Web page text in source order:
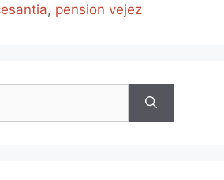
, pension vejez